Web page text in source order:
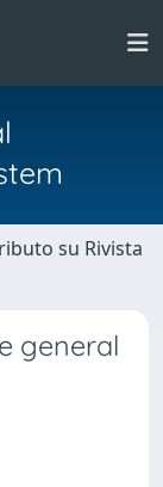
su Rivista
general